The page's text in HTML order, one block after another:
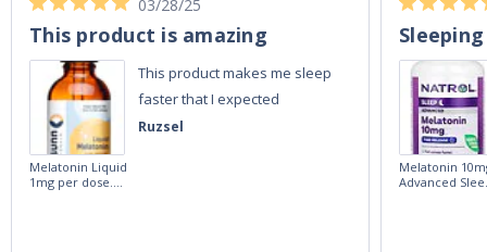
Ruzsel
03/28/25
This product is amazing
This product makes me sleep
faster that I expected
Melatonin Liquid
1mg per dose.
Melatonin
Advanced